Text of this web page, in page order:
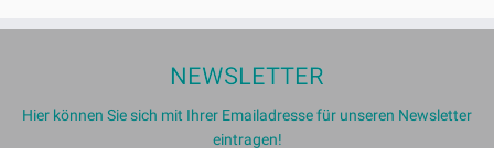
NEWSLETTER
Hier können Sie sich mit Ihrer Emailadresse für unseren Newsletter
eintragen!